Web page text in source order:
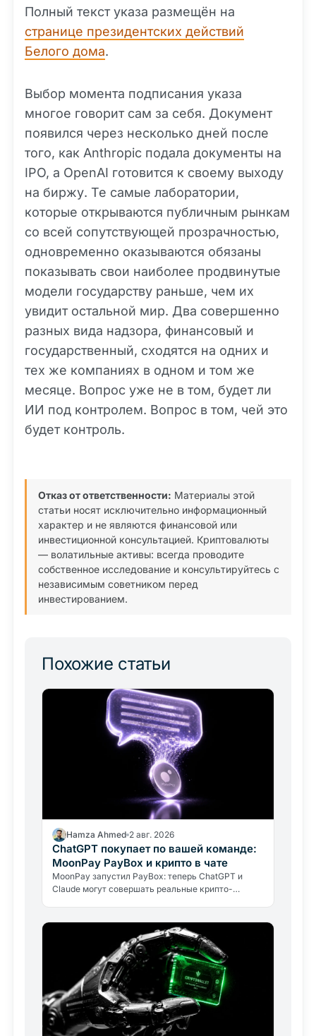
Полный текст указа размещён на
странице президентских действий
Белого дома.
Выбор момента подписания указа
многое говорит сам за себя. Документ
появился через несколько дней после
того, как Anthropic подала документы на
IPO, а OpenAI готовится к своему выходу
на биржу. Те самые лаборатории,
которые открываются публичным рынкам
со всей сопутствующей прозрачностью,
одновременно оказываются обязаны
показывать свои наиболее продвинутые
модели государству раньше, чем их
увидит остальной мир. Два совершенно
разных вида надзора, финансовый и
государственный, сходятся на одних и
тех же компаниях в одном и том же
месяце. Вопрос уже не в том, будет ли
ИИ под контролем. Вопрос в том, чей это
будет контроль.
Отказ от ответственности: Материалы этой
статьи носят исключительно информационный
характер и не являются финансовой или
инвестиционной консультацией. Криптовалюты
— волатильные активы: всегда проводите
собственное исследование и консультируйтесь с
независимым советником перед
инвестированием.
Похожие статьи
Hamza Ahmed 2 авг. 2026
ChatGPT покупает по вашей команде:
MoonPay PayBox и крипто в чате
MoonPay запустил PayBox: теперь ChatGPT и
Claude могут совершать реальные крипто-